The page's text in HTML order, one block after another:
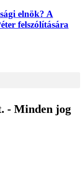
elnök? A
felszólítására
- Minden jog